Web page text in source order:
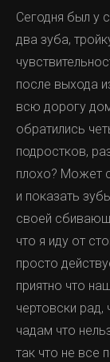
Сегодня был у
два зуба,
после выхода
всю дорогу
обратились
подростков,
плохо? Может
и показать
своей
что я иду от
просто
приятно что
чертовски рад,
чадам что
так что не все